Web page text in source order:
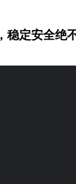
，稳定安全绝